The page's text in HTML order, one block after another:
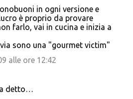
in ogni versione e
è proprio da provare
farlo, vai in cucina e inizia a
sono una "gourmet victim"
alle ore 12:42
detto…